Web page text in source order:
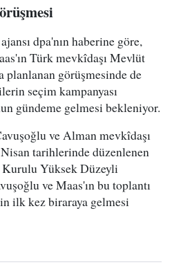
dpa'nın haberine göre,
Türk mevkîdaşı Mevlüt
görüşmesinde de
seçim kampanyası
gündeme gelmesi bekleniyor.
ve Alman mevkîdaşı
tarihlerinde düzenlenen
Yüksek Düzeyli
ve Maas'ın bu toplantı
ilk kez biraraya gelmesi